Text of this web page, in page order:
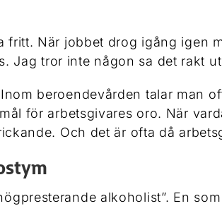
fritt. När jobbet drog igång igen
Jag tror inte någon sa det rakt
beroendevården talar man
för arbetsgivares oro. När
Och det är ofta då
alkoholist”. En